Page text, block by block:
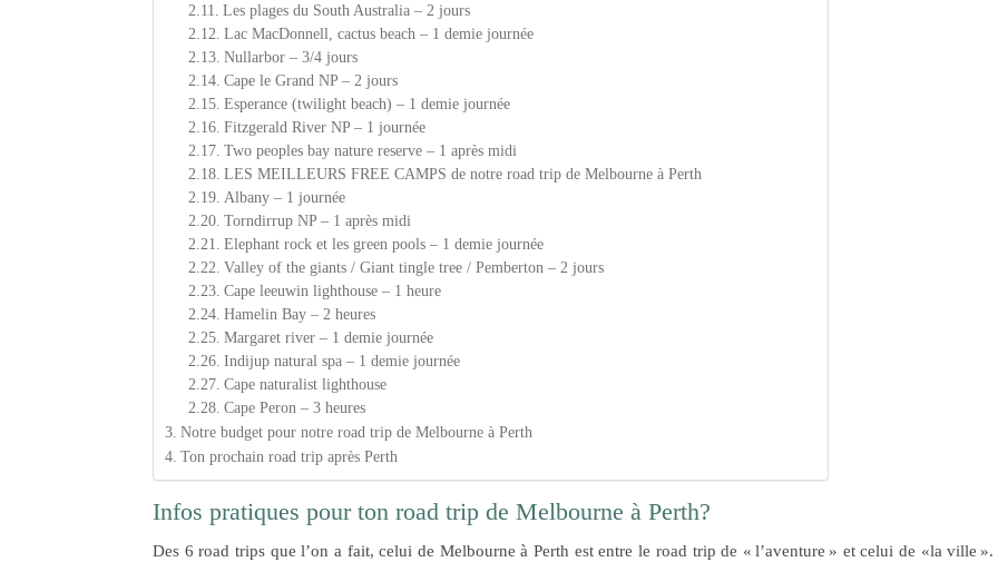
Les plages du South Australia – 2 jours
Lac MacDonnell, cactus beach – 1 demie journée
Nullarbor – 3/4 jours
Cape le Grand NP – 2 jours
Esperance (twilight beach) – 1 demie journée
Fitzgerald River NP – 1 journée
Two peoples bay nature reserve – 1 après midi
LES MEILLEURS FREE CAMPS de notre road trip de Melbourne à Perth
Albany – 1 journée
Torndirrup NP – 1 après midi
Elephant rock et les green pools – 1 demie journée
Valley of the giants / Giant tingle tree / Pemberton – 2 jours
Cape leeuwin lighthouse – 1 heure
Hamelin Bay – 2 heures
Margaret river – 1 demie journée
Indijup natural spa – 1 demie journée
Cape naturalist lighthouse
Cape Peron – 3 heures
Notre budget pour notre road trip de Melbourne à Perth
Ton prochain road trip après Perth
Infos pratiques pour ton road trip de Melbourne à Perth?
Des 6 road trips que l’on a fait, celui de Melbourne à Perth est entre le road trip de « l’aventure » et celui de «la ville